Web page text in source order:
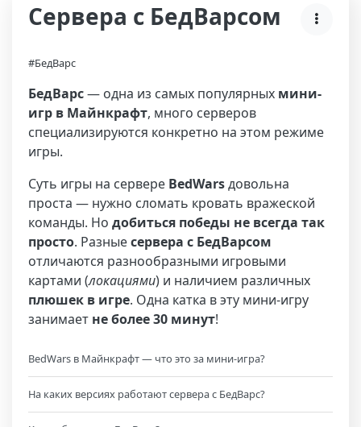
Сервера с БедВарсом
#БедВарс
БедВарс— одна из самых популярных мини-
игр в Майнкрафт, много серверов
специализируются конкретно на этом режиме
игры.
Суть игры на сервере BedWarsдовольна
проста — нужно сломать кровать вражеской
команды. Но добиться победы не всегда так
просто. Разныесервера с БедВарсом
отличаются разнообразными игровыми
картами (локациями) и наличием различных
плюшек в игре. Одна катка в эту мини-игру
занимает не более 30 минут!
BedWars в Майнкрафт — что это за мини-игра?
На каких версиях работают сервера с БедВарс?